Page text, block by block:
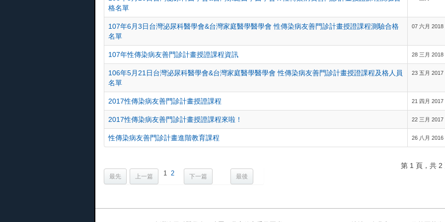
格名單
107年6月3日台灣泌尿科醫學會&台灣家庭醫學醫學會 性傳染病友善門診計畫授證課程測驗合格
名單
07 六月 2018
107年性傳染病友善門診計畫授證課程資訊 28 三月 2018
106年5月21日台灣泌尿科醫學會&台灣家庭醫學醫學會 性傳染病友善門診計畫授證課程及格人員
名單
23 五月 2017
2017性傳染病友善門診計畫授證課程 21 四月 2017
2017性傳染病友善門診計畫授證課程來啦！ 22 三月 2017
性傳染病友善門診計畫進階教育課程 26 八月 2016
第 1 頁，共 2
最先 上一篇 1 2 下一篇 最後